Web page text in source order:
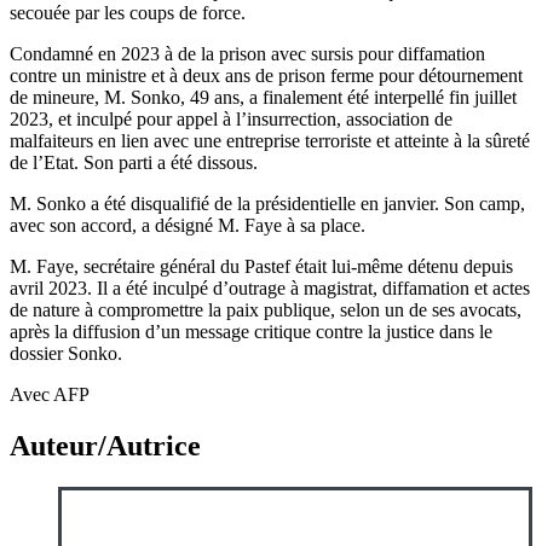
secouée par les coups de force.
Condamné en 2023 à de la prison avec sursis pour diffamation
contre un ministre et à deux ans de prison ferme pour détournement
de mineure, M. Sonko, 49 ans, a finalement été interpellé fin juillet
2023, et inculpé pour appel à l’insurrection, association de
malfaiteurs en lien avec une entreprise terroriste et atteinte à la sûreté
de l’Etat. Son parti a été dissous.
M. Sonko a été disqualifié de la présidentielle en janvier. Son camp,
avec son accord, a désigné M. Faye à sa place.
M. Faye, secrétaire général du Pastef était lui-même détenu depuis
avril 2023. Il a été inculpé d’outrage à magistrat, diffamation et actes
de nature à compromettre la paix publique, selon un de ses avocats,
après la diffusion d’un message critique contre la justice dans le
dossier Sonko.
Avec AFP
Auteur/Autrice